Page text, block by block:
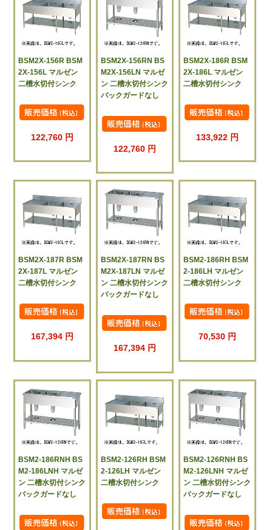
BSM2X-156R BSM
2X-156L マルゼン
二槽水切付シンク
122,760 円
BSM2X-156RN BS
M2X-156LN マルゼ
ン 二槽水切付シンク
バックガードなし
122,760 円
BSM2X-186R BSM
2X-186L マルゼン
二槽水切付シンク
133,922 円
BSM2X-187R BSM
2X-187L マルゼン
二槽水切付シンク
167,394 円
BSM2X-187RN BS
M2X-187LN マルゼ
ン 二槽水切付シンク
バックガードなし
167,394 円
BSM2-186RH BSM
2-186LH マルゼン
二槽水切付シンク
70,530 円
BSM2-186RNH BS
M2-186LNH マルゼ
ン 二槽水切付シンク
バックガードなし
BSM2-126RH BSM
2-126LH マルゼン
二槽水切付シンク
BSM2-126RNH BS
M2-126LNH マルゼ
ン 二槽水切付シンク
バックガードなし